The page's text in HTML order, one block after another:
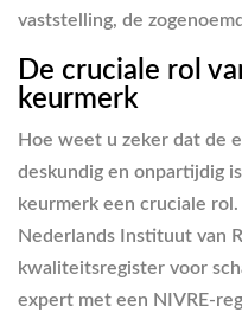
vaststelling, de
De cruciale rol
keurmerk
Hoe weet u zeker dat de
deskundig en onpartijdig
keurmerk een cruciale
Nederlands Instituut van
kwaliteitsregister voor
expert met een NIVRE-